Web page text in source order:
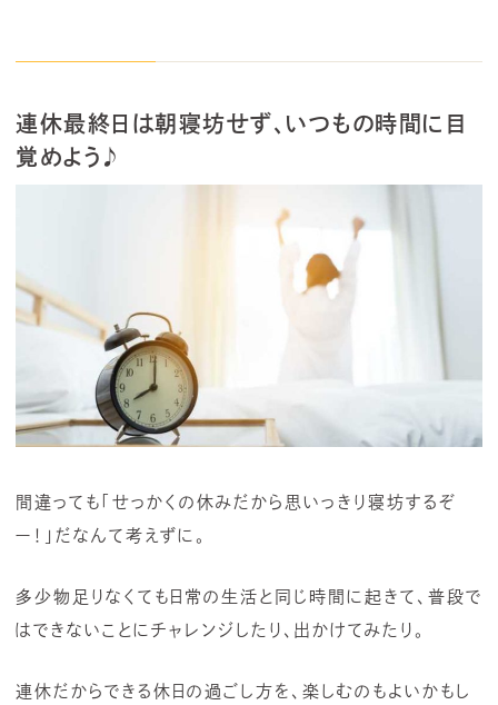
連休最終日は朝寝坊せず、いつもの時間に目
覚めよう♪
間違っても「せっかくの休みだから思いっきり寝坊するぞ
ー！」だなんて考えずに。
多少物足りなくても日常の生活と同じ時間に起きて、普段で
はできないことにチャレンジしたり、出かけてみたり。
連休だからできる休日の過ごし方を、楽しむのもよいかもし